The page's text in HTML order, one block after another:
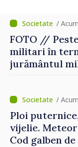
/
FOTO //
militari în
jurământul
/
Ploi
vijelie.
Cod galben